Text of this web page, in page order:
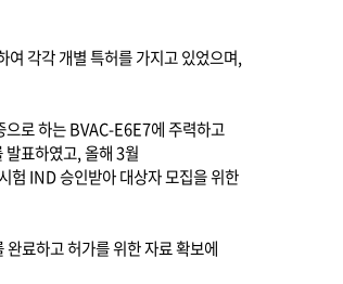
각각 개별 특허를 가지고 있었으며,
으로 하는BVAC-E6E7에 주력하고
발표하였고,올해3월
험 IND승인받아 대상자 모집을 위한
완료하고 허가를 위한 자료 확보에